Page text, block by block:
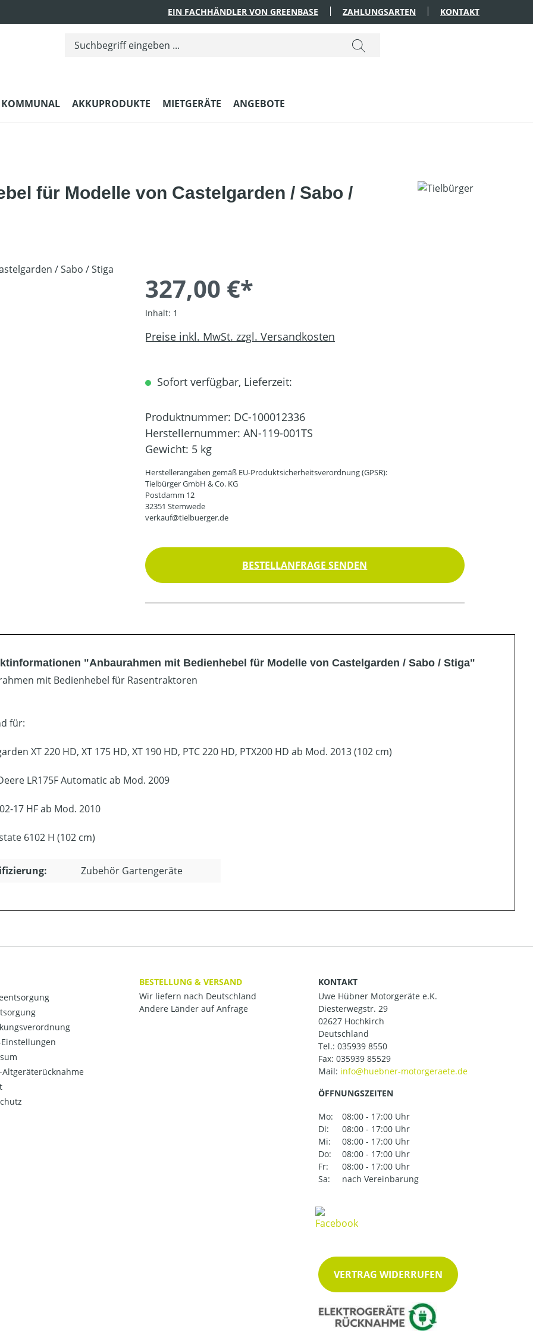
EIN FACHHÄNDLER VON GREENBASE ZAHLUNGSARTEN KONTAKT
KOMMUNAL AKKUPRODUKTE MIETGERÄTE ANGEBOTE
für Modelle von Castelgarden / Sabo /
327,00 €*
Inhalt: 1
Preise inkl. MwSt. zzgl. Versandkosten
Sofort verfügbar, Lieferzeit:
Produktnummer: DC-100012336
Herstellernummer: AN-119-001TS
Gewicht: 5 kg
Herstellerangaben gemäß EU-Produktsicherheitsverordnung (GPSR):
Tielbürger GmbH & Co. KG
Postdamm 12
32351 Stemwede
verkauf@tielbuerger.de
BESTELLANFRAGE SENDEN
"Anbaurahmen mit Bedienhebel für Modelle von Castelgarden / Sabo / Stiga"
mit Bedienhebel für Rasentraktoren
für:
XT 220 HD, XT 175 HD, XT 190 HD, PTC 220 HD, PTX200 HD ab Mod. 2013 (102 cm)
LR175F Automatic ab Mod. 2009
17 HF ab Mod. 2010
6102 H (102 cm)
Zubehör Gartengeräte
Einstellungen
Altgeräterücknahme
BESTELLUNG & VERSAND
Wir liefern nach Deutschland
Andere Länder auf Anfrage
KONTAKT
Uwe Hübner Motorgeräte e.K.
Diesterwegstr. 29
02627 Hochkirch
Deutschland
Tel.: 035939 8550
Fax: 035939 85529
Mail:
ÖFFNUNGSZEITEN
Mo:
08:00 - 17:00 Uhr
Di:
08:00 - 17:00 Uhr
Mi:
08:00 - 17:00 Uhr
Do:
08:00 - 17:00 Uhr
Fr:
08:00 - 17:00 Uhr
Sa:
nach Vereinbarung
VERTRAG WIDERRUFEN